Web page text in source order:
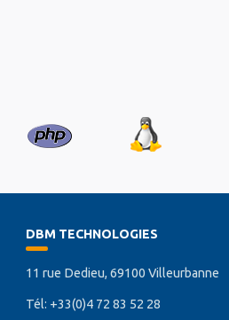
DBM TECHNOLOGIES
11 rue Dedieu, 69100 Villeurbanne
Tél: +33(0)4 72 83 52 28